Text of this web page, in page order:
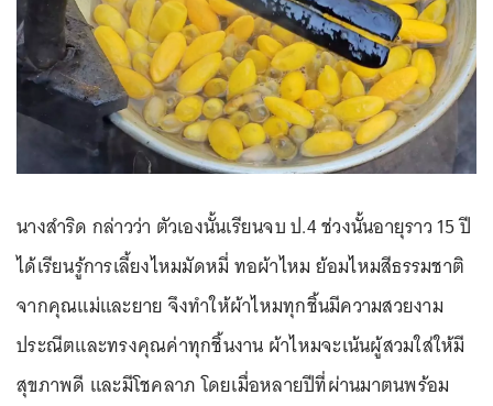
นางสำริด กล่าวว่า ตัวเองนั้นเรียนจบ ป.4 ช่วงนั้นอายุราว 15 ปี
ได้เรียนรู้การเลี้ยงไหมมัดหมี่ ทอผ้าไหม ย้อมไหมสีธรรมชาติ
จากคุณแม่และยาย จึงทำให้ผ้าไหมทุกชิ้นมีความสวยงาม
ประณีตและทรงคุณค่าทุกชิ้นงาน ผ้าไหมจะเน้นผู้สวมใส่ให้มี
สุขภาพดี และมีโชคลาภ โดยเมื่อหลายปีที่ผ่านมาตนพร้อม